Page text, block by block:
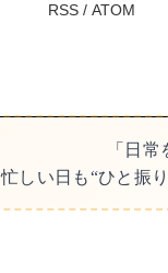
RSS / ATOM
「日
忙しい日も“ひと振